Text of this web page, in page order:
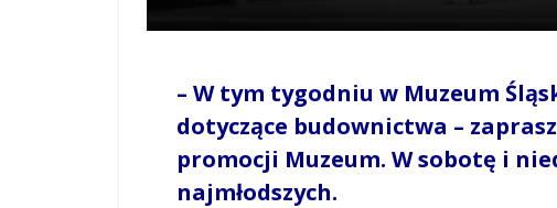
– W tym tygodniu w Muzeum
dotyczące budownictwa –
promocji Muzeum. W sobotę i
najmłodszych.